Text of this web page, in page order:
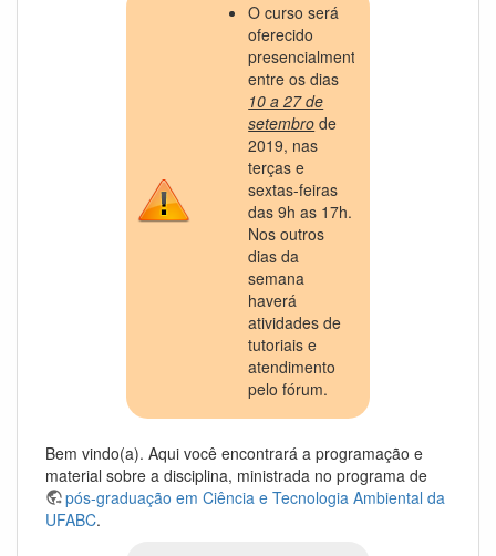
O curso será
oferecido
presencialmente
entre os dias
10 a 27 de
setembro de
2019, nas
terças e
sextas-feiras
das 9h as 17h.
Nos outros
dias da
semana
haverá
atividades de
tutoriais e
atendimento
pelo fórum.
Bem vindo(a). Aqui você encontrará a programação e
material sobre a disciplina, ministrada no programa de
pós-graduação em Ciência e Tecnologia Ambiental da
UFABC.